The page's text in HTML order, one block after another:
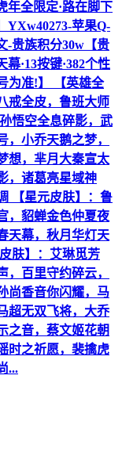
年全限定·路在脚下
YXw40273-苹果Q-
-贵族积分30w【贵
幕·13按键·382个性
为准!】 【英雄全
戒全皮，鲁班大师
悟空全息碎影，武
，小乔天鹅之梦，
想，芈月大秦宣太
，诸葛亮星域神
【星元皮肤】：鲁
，貂蝉金色仲夏夜
天幕，秋月华灯天
肤】：艾琳觅芳
，百里守约碎云，
尚香音你闪耀，马
超无双飞将，大乔
之音，蔡文姬花朝
时之祈愿，裴擒虎
...